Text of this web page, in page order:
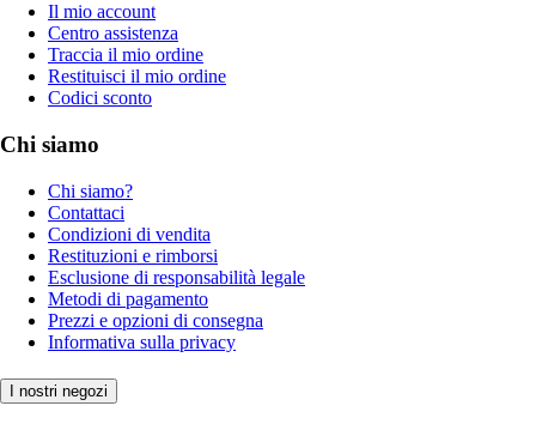
Il mio account
Centro assistenza
Traccia il mio ordine
Restituisci il mio ordine
Codici sconto
Chi siamo
Chi siamo?
Contattaci
Condizioni di vendita
Restituzioni e rimborsi
Esclusione di responsabilità legale
Metodi di pagamento
Prezzi e opzioni di consegna
Informativa sulla privacy
I nostri negozi